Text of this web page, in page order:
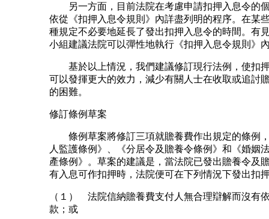
另一方面，目前法院在考慮申請扣押入息令的
依從《扣押入息令規則》內詳盡列明的程序。在某
種規定不必要地延長了發出扣押入息令的時間。有
小組建議法院可以彈性地執行《扣押入息令規則》
基於以上情況，我們建議修訂現行法例，使扣
可以發揮更大的效力，減少有關人士在收取或追討
的困難。
修訂條例草案
條例草案將修訂三項就贍養費作出規定的條例
人監護條例》、《分居令及贍養令條例》和《婚姻
產條例》。草案的建議是，當法院已發出贍養令及
有入息可作扣押時，法院便可在下列情況下發出扣
（１） 法院信納贍養費支付人無合理辯解而沒有
款；或